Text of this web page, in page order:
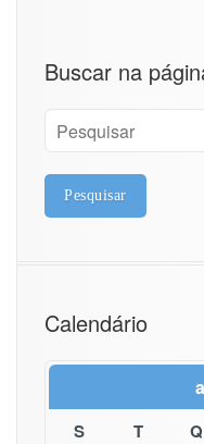
Buscar na
Calendário
S T Q